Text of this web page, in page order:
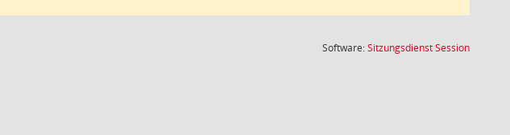
Software:SitzungsdienstSession(Wird in